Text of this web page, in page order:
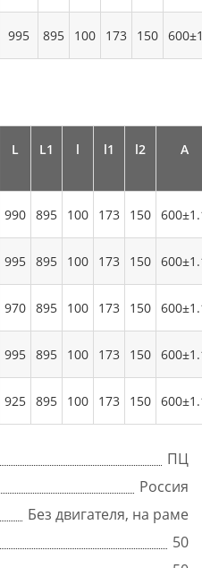
995 895 100 173 150
L L1 l l1 l2 А
990 895 100 173 150
995 895 100 173 150
970 895 100 173 150
995 895 100 173 150
925 895 100 173 150
ПЦ
Россия
Без двигателя, на раме
50